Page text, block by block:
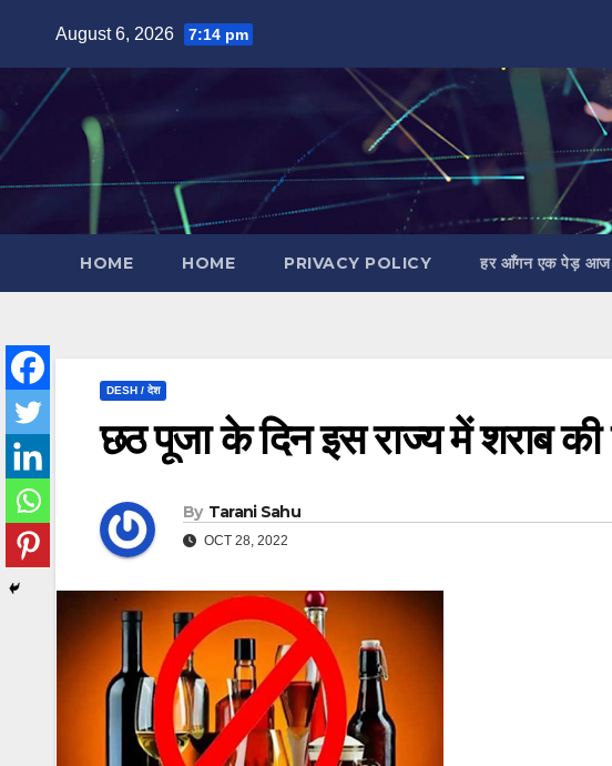
content
August 6, 2026 7:14 pm
HOME HOME PRIVACY POLICY हर आँगन एक पेड़ आज
DESH / देश
छठ पूजा के दिन इस राज्य में शराब
By Tarani Sahu
OCT 28, 2022